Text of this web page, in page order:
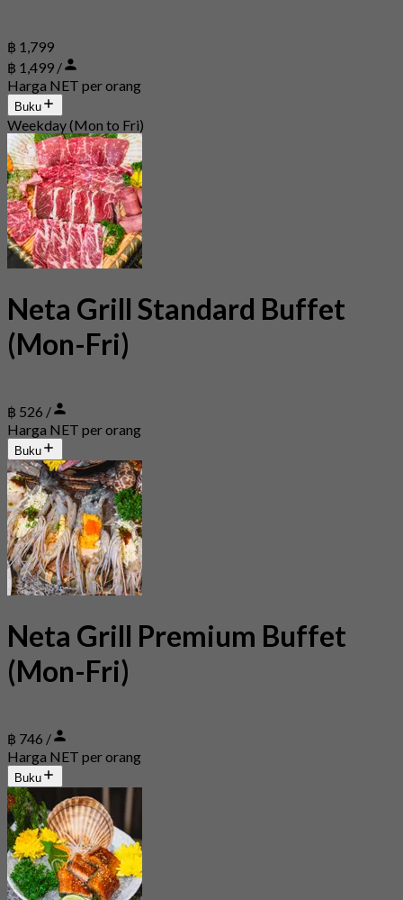
฿ 1,799
฿ 1,499 /
Harga NET per orang
Buku
Weekday (Mon to Fri)
Neta Grill Standard Buffet
(Mon-Fri)
฿ 526 /
Harga NET per orang
Buku
Neta Grill Premium Buffet
(Mon-Fri)
฿ 746 /
Harga NET per orang
Buku